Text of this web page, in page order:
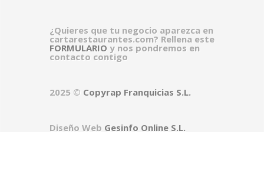
¿Quieres que tu negocio aparezca en
cartarestaurantes.com? Rellena este
FORMULARIO y nos pondremos en
contacto contigo
2025 © Copyrap Franquicias S.L.
Diseño Web Gesinfo Online S.L.